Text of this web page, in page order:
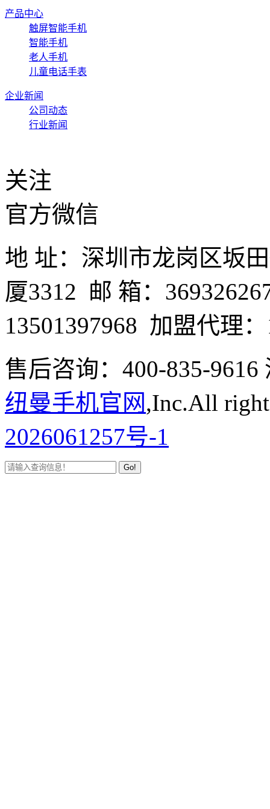
产品中心
触屏智能手机
智能手机
老人手机
儿童电话手表
企业新闻
公司动态
行业新闻
关注
官方微信
地 址：深圳市龙岗区坂
厦3312 邮 箱：
13501397968 加盟代理
售后咨询：400-835-
纽曼手机官网,Inc.All
2026061257号-1
Go!